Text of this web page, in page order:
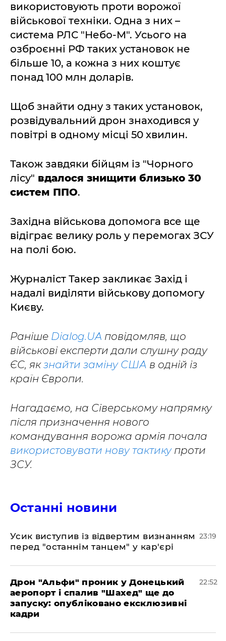
використовують проти ворожої
військової техніки. Одна з них –
система РЛС "Небо-М". Усього на
озброєнні РФ таких установок не
більше 10, а кожна з них коштує
понад 100 млн доларів.
Щоб знайти одну з таких установок,
розвідувальний дрон знаходився у
повітрі в одному місці 50 хвилин.
Також завдяки бійцям із "Чорного
лісу" вдалося знищити близько 30
систем ППО.
Західна військова допомога все ще
відіграє велику роль у перемогах ЗСУ
на полі бою.
Журналіст Такер закликає Захід і
надалі виділяти військову допомогу
Києву.
Раніше Dialog.UA повідомляв, що
військові експерти дали слушну раду
ЄС, якзнайти заміну США в одній із
країн Європи.
Нагадаємо, на Сіверському напрямку
після призначення нового
командування ворожа армія почала
використовувати нову тактикупроти
ЗСУ.
Останні новини
​Усик виступив із відвертим визнанням
перед "останнім танцем" у кар'єрі
23:19
​Дрон "Альфи" проник у Донецький
аеропорт і спалив "Шахед" ще до
запуску: опубліковано ексклюзивні
кадри
22:52